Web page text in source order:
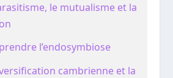
le mutualisme et la
l’endosymbiose
cambrienne et la